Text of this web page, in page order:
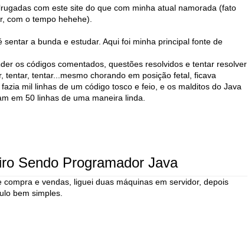
com este site do que com minha atual namorada (fato
com o tempo hehehe).
sentar a bunda e estudar. Aqui foi minha principal fonte de
os códigos comentados, questões resolvidos e tentar resolver
tentar, tentar...mesmo chorando em posição fetal, ficava
mil linhas de um código tosco e feio, e os malditos do Java
em 50 linhas de uma maneira linda.
Sendo Programador Java
e vendas, liguei duas máquinas em servidor, depois
bem simples.